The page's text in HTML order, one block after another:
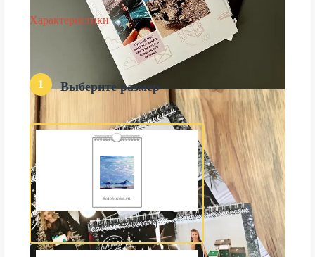
Характеристики
1 Выберите размер
А3 (300×420 мм)